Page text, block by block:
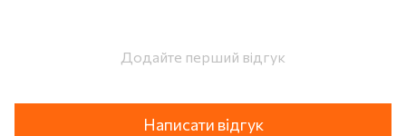
Додайте перший відгук
Написати відгук